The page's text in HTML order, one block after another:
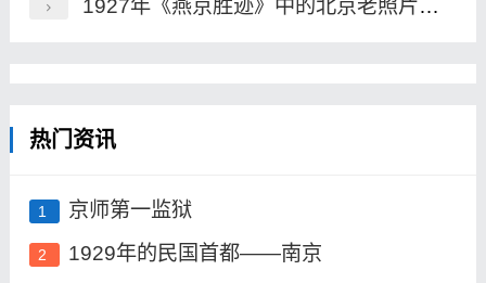
1927年《燕京胜迹》中的北京老照片（二）
热门资讯
1 京师第一监狱
2 1929年的民国首都——南京